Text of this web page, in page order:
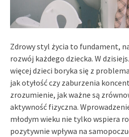
Zdrowy styl życia to fundament,
rozwój każdego dziecka. W
więcej dzieci boryka się z
jak otyłość czy zaburzenia
zrozumienie, jak ważne są
aktywność fizyczna.
młodym wieku nie tylko wspiera
pozytywnie wpływa na